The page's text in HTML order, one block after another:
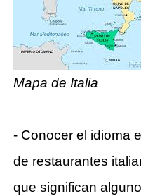
Mapa de Italia
- Conocer el idioma
de restaurantes
que significan